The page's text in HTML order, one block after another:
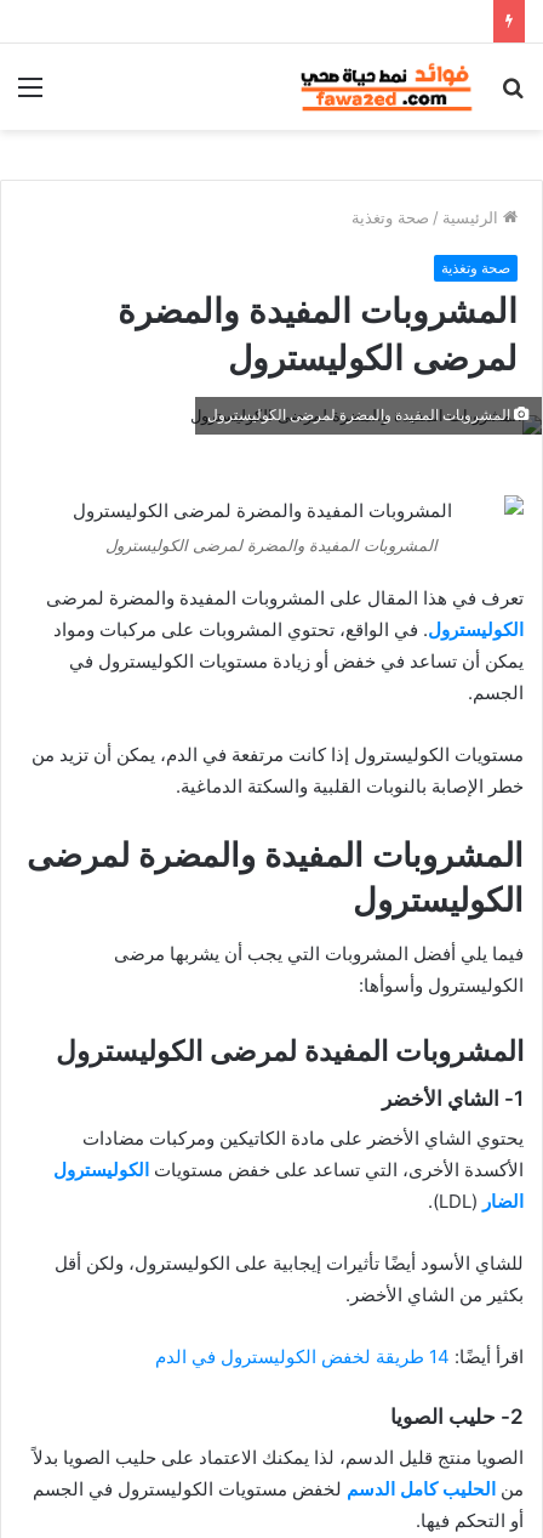
بحث
الرئيسية / صحة وتغذية
صحة وتغذية
المشروبات المفيدة والمضرة
لمرضى الكوليسترول
المشروبات المفيدة والمضرة لمرضى الكوليسترول
المشروبات المفيدة والمضرة لمرضى الكوليسترول
تعرف في هذا المقال على المشروبات المفيدة والمضرة لمرضى
الكوليسترول. في الواقع، تحتوي المشروبات على مركبات ومواد
يمكن أن تساعد في خفض أو زيادة مستويات الكوليسترول في
الجسم.
مستويات الكوليسترول إذا كانت مرتفعة في الدم، يمكن أن تزيد من
خطر الإصابة بالنوبات القلبية والسكتة الدماغية.
المشروبات المفيدة والمضرة لمرضى
الكوليسترول
فيما يلي أفضل المشروبات التي يجب أن يشربها مرضى
الكوليسترول وأسوأها:
المشروبات المفيدة لمرضى الكوليسترول
1- الشاي الأخضر
يحتوي الشاي الأخضر على مادة الكاتيكين ومركبات مضادات
الأكسدة الأخرى، التي تساعد على خفض مستويات الكوليسترول
الضار (LDL).
للشاي الأسود أيضًا تأثيرات إيجابية على الكوليسترول، ولكن أقل
بكثير من الشاي الأخضر.
اقرأ أيضًا: 14 طريقة لخفض الكوليسترول في الدم
2- حليب الصويا
الصويا منتج قليل الدسم، لذا يمكنك الاعتماد على حليب الصويا بدلاً
من الحليب كامل الدسم لخفض مستويات الكوليسترول في الجسم
أو التحكم فيها.